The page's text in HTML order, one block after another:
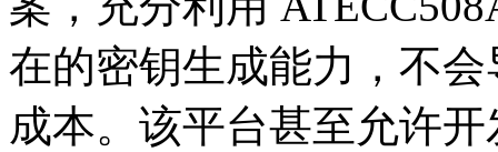
在的密钥生成能力，不
成本。该平台甚至允许